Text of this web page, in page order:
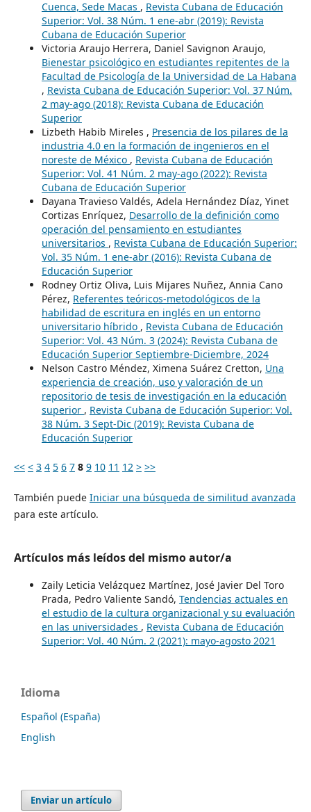
Cuenca, Sede Macas , Revista Cubana de Educación
Superior: Vol. 38 Núm. 1 ene-abr (2019): Revista
Cubana de Educación Superior
Victoria Araujo Herrera, Daniel Savignon Araujo,
Bienestar psicológico en estudiantes repitentes de la
Facultad de Psicología de la Universidad de La Habana
, Revista Cubana de Educación Superior: Vol. 37 Núm.
2 may-ago (2018): Revista Cubana de Educación
Superior
Lizbeth Habib Mireles , Presencia de los pilares de la
industria 4.0 en la formación de ingenieros en el
noreste de México , Revista Cubana de Educación
Superior: Vol. 41 Núm. 2 may-ago (2022): Revista
Cubana de Educación Superior
Dayana Travieso Valdés, Adela Hernández Díaz, Yinet
Cortizas Enríquez, Desarrollo de la definición como
operación del pensamiento en estudiantes
universitarios , Revista Cubana de Educación Superior:
Vol. 35 Núm. 1 ene-abr (2016): Revista Cubana de
Educación Superior
Rodney Ortiz Oliva, Luis Mijares Nuñez, Annia Cano
Pérez, Referentes teóricos-metodológicos de la
habilidad de escritura en inglés en un entorno
universitario híbrido , Revista Cubana de Educación
Superior: Vol. 43 Núm. 3 (2024): Revista Cubana de
Educación Superior Septiembre-Diciembre, 2024
Nelson Castro Méndez, Ximena Suárez Cretton, Una
experiencia de creación, uso y valoración de un
repositorio de tesis de investigación en la educación
superior , Revista Cubana de Educación Superior: Vol.
38 Núm. 3 Sept-Dic (2019): Revista Cubana de
Educación Superior
<< < 3 4 5 6 7 8 9 10 11 12 > >>
También puede Iniciar una búsqueda de similitud avanzada
para este artículo.
Artículos más leídos del mismo autor/a
Zaily Leticia Velázquez Martínez, José Javier Del Toro
Prada, Pedro Valiente Sandó, Tendencias actuales en
el estudio de la cultura organizacional y su evaluación
en las universidades , Revista Cubana de Educación
Superior: Vol. 40 Núm. 2 (2021): mayo-agosto 2021
Idioma
Español (España)
English
Enviar un artículo